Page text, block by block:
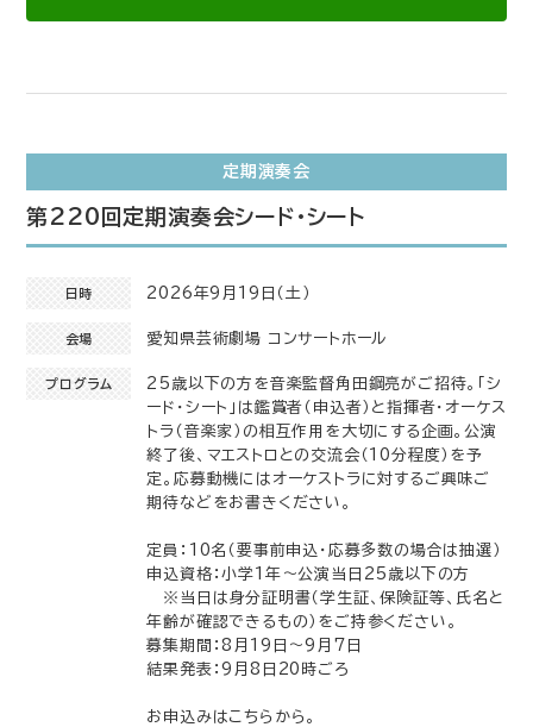
定期演奏会
第220回定期演奏会シード・シート
日時 2026年9月19日（土）
会場 愛知県芸術劇場 コンサートホール
プログラム
25歳以下の方を音楽監督角田鋼亮がご招待。「シ
ード・シート」は鑑賞者（申込者）と指揮者・オーケス
トラ（音楽家）の相互作用を大切にする企画。公演
終了後、マエストロとの交流会（10分程度）を予
定。応募動機にはオーケストラに対するご興味ご
期待などをお書きください。
定員：10名（要事前申込・応募多数の場合は抽選）
申込資格：小学1年～公演当日25歳以下の方
※当日は身分証明書（学生証、保険証等、氏名と
年齢が確認できるもの）をご持参ください。
募集期間：8月19日〜9月7日
結果発表：9月8日20時ごろ
お申込みはこちらから。